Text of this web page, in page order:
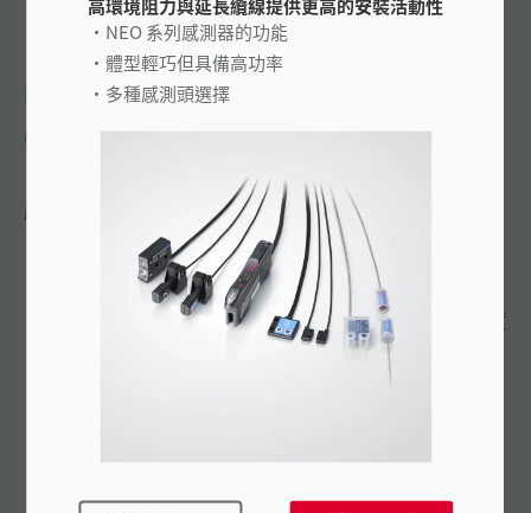
詢問 KEYENCE
0800-010-898
產品特性
使用可旋轉 3 圈的微調電容器 (PS2-61、PS-X28) 輕
鬆的進行精細調整
採用手指旋轉螺絲，無需使用螺絲刀即可進行敏感度
實現了 0.5ms 的高速回應 (PS2-61、PS-X28)
高環境阻力與延長纜線提供更高的安裝活動性
NEO 系列感測器的功能
體型輕巧但具備高功率
多種感測頭選擇